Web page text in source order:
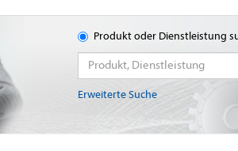
Produkt oder Dienstleistung
Erweiterte Suche